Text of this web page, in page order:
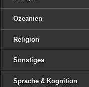
Ozeanien
Religion
Sonstiges
Sprache & Kognition